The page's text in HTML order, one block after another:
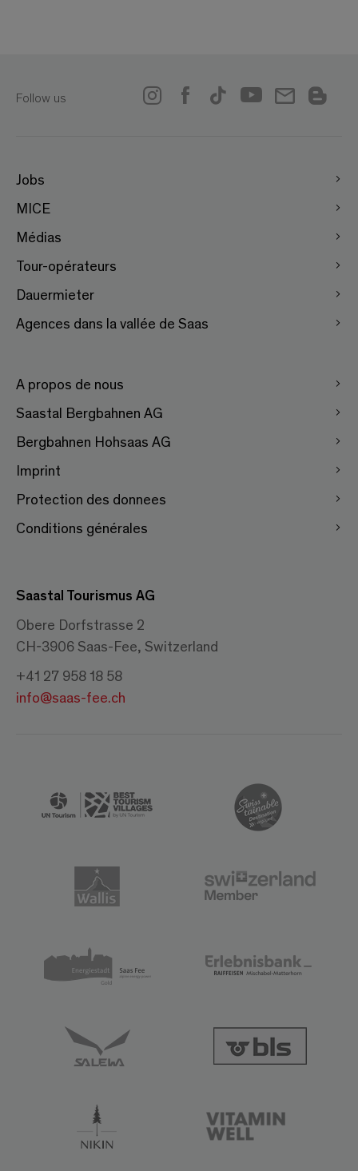
Follow us
Jobs
MICE
Médias
Tour-opérateurs
Dauermieter
Agences dans la vallée de Saas
A propos de nous
Saastal Bergbahnen AG
Bergbahnen Hohsaas AG
Imprint
Protection des donnees
Conditions générales
Saastal Tourismus AG
Obere Dorfstrasse 2
CH-3906 Saas-Fee, Switzerland
+41 27 958 18 58
info@saas-fee.ch